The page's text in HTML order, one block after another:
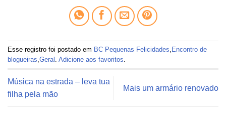
Esse registro foi postado em BC Pequenas Felicidades Encontro de
blogueiras Geral Adicione aos favoritos
Música na estrada – leva tua
filha pela mão
Mais um armário renovado